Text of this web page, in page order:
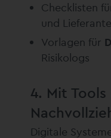
Checklisten
und
Vorlagen für
Risikologs
4. Mit
Digitale